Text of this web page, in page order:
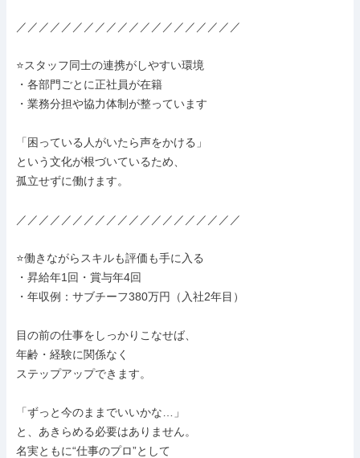
／／／／／／／／／／／／／／／／／／／／
⭐スタッフ同士の連携がしやすい環境
・各部門ごとに正社員が在籍
・業務分担や協力体制が整っています
「困っている人がいたら声をかける」
という文化が根づいているため、
孤立せずに働けます。
／／／／／／／／／／／／／／／／／／／／
⭐働きながらスキルも評価も手に入る
・昇給年1回・賞与年4回
・年収例：サブチーフ380万円（入社2年目）
目の前の仕事をしっかりこなせば、
年齢・経験に関係なく
ステップアップできます。
「ずっと今のままでいいかな…」
と、あきらめる必要はありません。
名実ともに“仕事のプロ”として